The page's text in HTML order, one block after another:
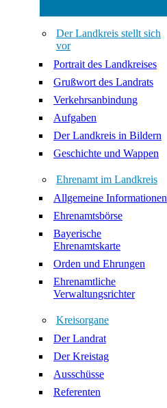
Der Landkreis stellt sich
vor
Portrait des Landkreises
Grußwort des Landrats
Verkehrsanbindung
Aufgaben
Der Landkreis in Bildern
Geschichte und Wappen
Ehrenamt im Landkreis
Allgemeine Informationen
Ehrenamtsbörse
Bayerische
Ehrenamtskarte
Orden und Ehrungen
Ehrenamtliche
Verwaltungsrichter
Kreisorgane
Der Landrat
Der Kreistag
Ausschüsse
Referenten